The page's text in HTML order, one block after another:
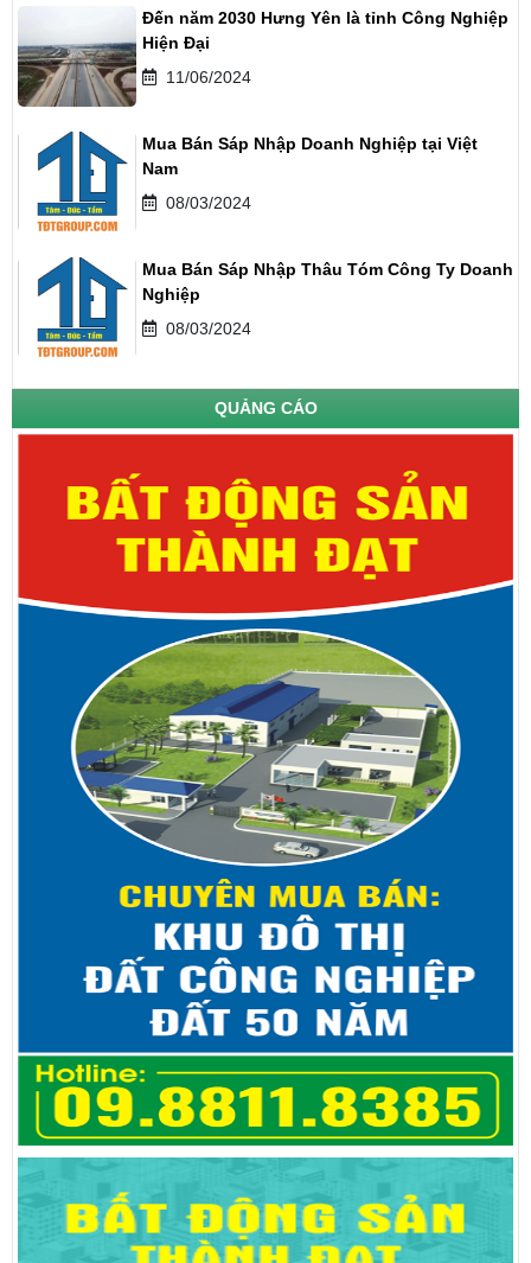
Đến năm 2030 Hưng Yên là tỉnh Công Nghiệp
Hiện Đại
11/06/2024
Mua Bán Sáp Nhập Doanh Nghiệp tại Việt
Nam
08/03/2024
Mua Bán Sáp Nhập Thâu Tóm Công Ty Doanh
Nghiệp
08/03/2024
QUẢNG CÁO